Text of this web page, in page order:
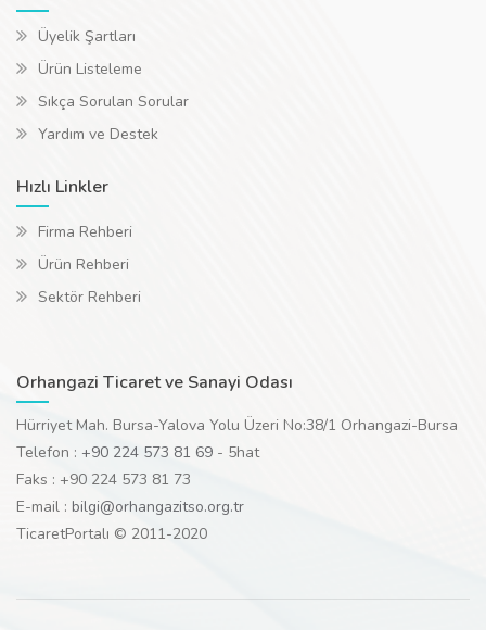
Üyelik Şartları
Ürün Listeleme
Sıkça Sorulan Sorular
Yardım ve Destek
Hızlı Linkler
Firma Rehberi
Ürün Rehberi
Sektör Rehberi
Orhangazi Ticaret ve Sanayi Odası
Hürriyet Mah. Bursa-Yalova Yolu Üzeri No:38/1 Orhangazi-Bursa
Telefon : +90 224 573 81 69 - 5hat
Faks : +90 224 573 81 73
E-mail : bilgi@orhangazitso.org.tr
TicaretPortalı © 2011-2020